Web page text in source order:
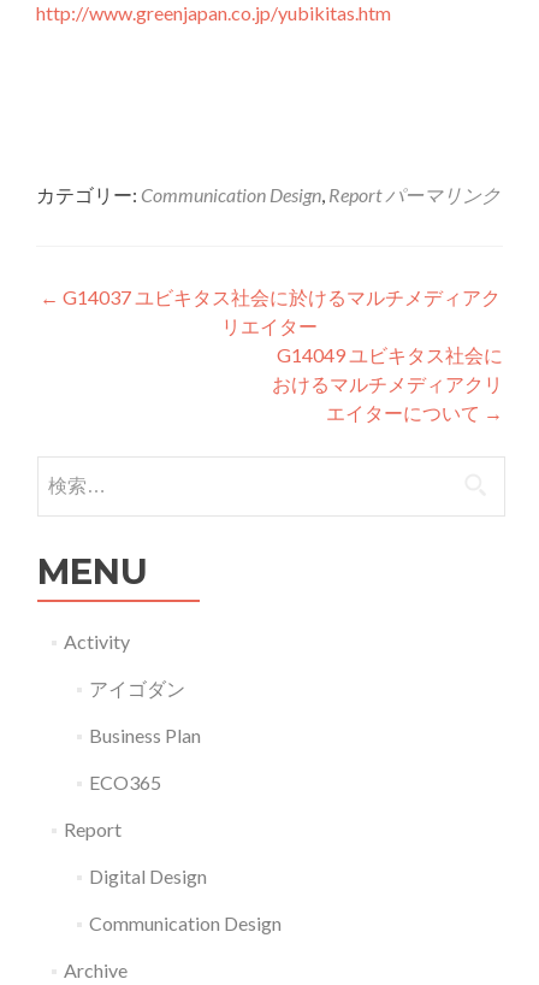
http://www.greenjapan.co.jp/yubikitas.htm
カテゴリー: Communication Design, Report パーマリンク
投稿ナビゲーション
← G14037 ユビキタス社会に於けるマルチメディアク
リエイター
G14049 ユビキタス社会に
おけるマルチメディアクリ
エイターについて →
検索:
MENU
Activity
アイゴダン
Business Plan
ECO365
Report
Digital Design
Communication Design
Archive